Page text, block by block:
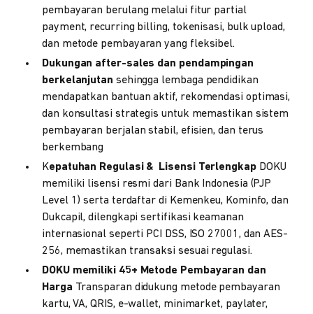
pembayaran berulang melalui fitur partial
payment, recurring billing, tokenisasi, bulk upload,
dan metode pembayaran yang fleksibel.
Dukungan after-sales dan pendampingan
berkelanjutan sehingga lembaga pendidikan
mendapatkan bantuan aktif, rekomendasi optimasi,
dan konsultasi strategis untuk memastikan sistem
pembayaran berjalan stabil, efisien, dan terus
berkembang
Kepatuhan Regulasi & Lisensi TerlengkapDOKU
memiliki lisensi resmi dari Bank Indonesia (PJP
Level 1) serta terdaftar di Kemenkeu, Kominfo, dan
Dukcapil, dilengkapi sertifikasi keamanan
internasional seperti PCI DSS, ISO 27001, dan AES-
256, memastikan transaksi sesuai regulasi.
DOKU memiliki 45+ Metode Pembayaran dan
Harga Transparan didukung metode pembayaran
kartu, VA, QRIS, e-wallet, minimarket, paylater,